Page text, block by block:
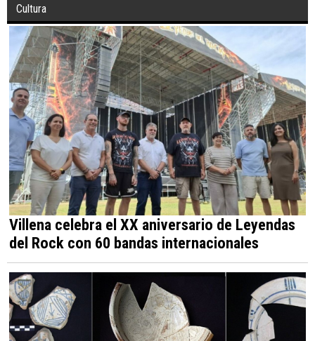
Cultura
Villena celebra el XX aniversario de Leyendas
del Rock con 60 bandas internacionales